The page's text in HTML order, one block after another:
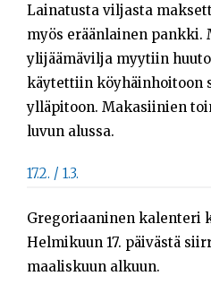
Lainatusta viljasta
myös eräänlainen pankki.
ylijäämävilja myytiin
käytettiin köyhäinhoitoon
ylläpitoon. Makasiinien
luvun alussa.
17.2. / 1.3.
Gregoriaaninen kalenteri
Helmikuun 17. päivästä
maaliskuun alkuun.